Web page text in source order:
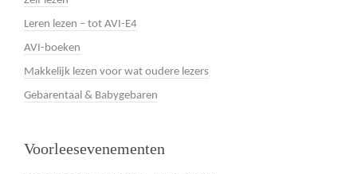
Leren lezen – tot AVI-E4
AVI-boeken
Makkelijk lezen voor wat oudere lezers
Gebarentaal & Babygebaren
Voorleesevenementen